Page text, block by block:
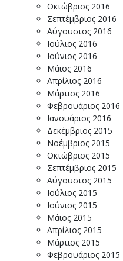
Οκτώβριος 2016
Σεπτέμβριος 2016
Αύγουστος 2016
Ιούλιος 2016
Ιούνιος 2016
Μάιος 2016
Απρίλιος 2016
Μάρτιος 2016
Φεβρουάριος 2016
Ιανουάριος 2016
Δεκέμβριος 2015
Νοέμβριος 2015
Οκτώβριος 2015
Σεπτέμβριος 2015
Αύγουστος 2015
Ιούλιος 2015
Ιούνιος 2015
Μάιος 2015
Απρίλιος 2015
Μάρτιος 2015
Φεβρουάριος 2015